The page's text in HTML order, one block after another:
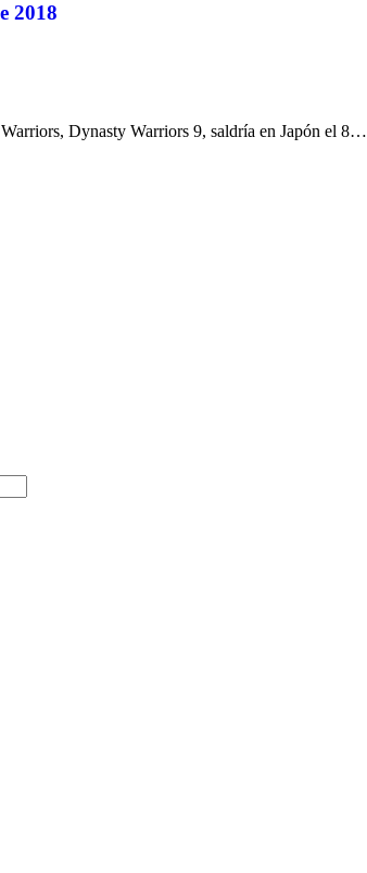
2018
Dynasty Warriors 9, saldría en Japón el 8…